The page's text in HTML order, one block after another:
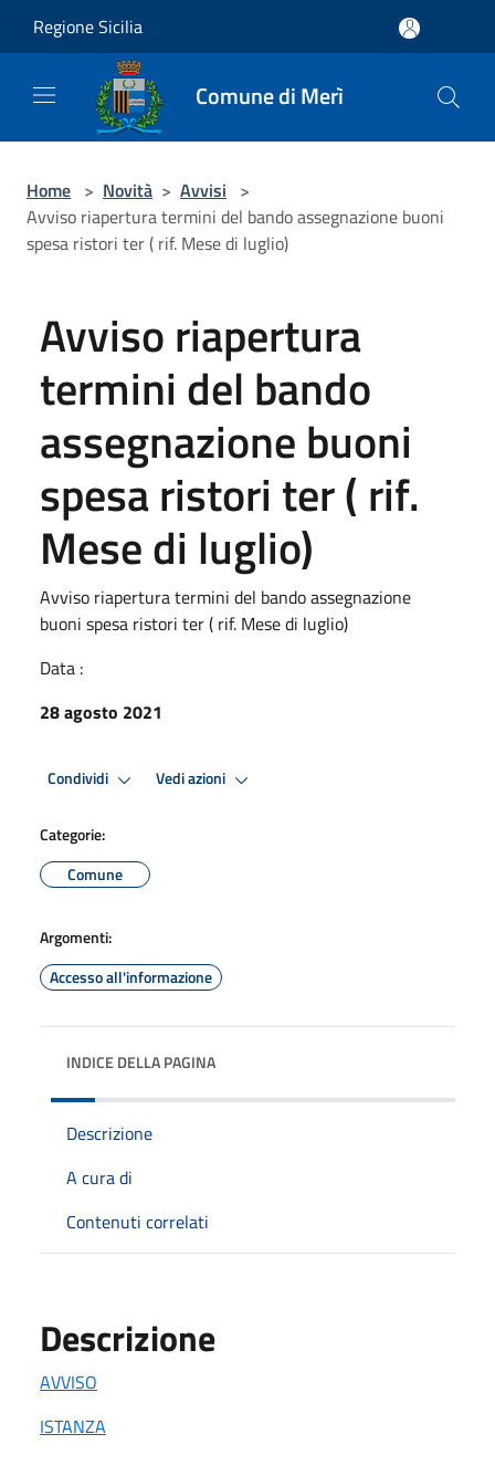
Regione Sicilia
Comune di Merì
Home > Novità > Avvisi >
Avviso riapertura termini del bando assegnazione buoni
spesa ristori ter ( rif. Mese di luglio)
Avviso riapertura
termini del bando
assegnazione buoni
spesa ristori ter ( rif.
Mese di luglio)
Avviso riapertura termini del bando assegnazione
buoni spesa ristori ter ( rif. Mese di luglio)
Data :
28 agosto 2021
Condividi Vedi azioni
Categorie:
Comune
Argomenti:
Accesso all'informazione
INDICE DELLA PAGINA
Descrizione
A cura di
Contenuti correlati
Descrizione
AVVISO
ISTANZA